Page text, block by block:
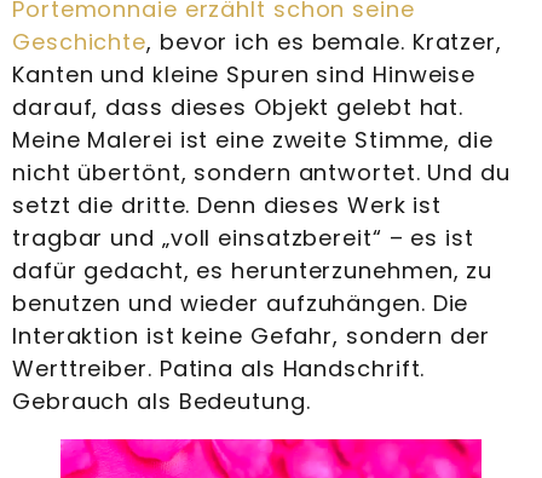
Portemonnaie erzählt schon seine
Geschichte, bevor ich es bemale. Kratzer,
Kanten und kleine Spuren sind Hinweise
darauf, dass dieses Objekt gelebt hat.
Meine Malerei ist eine zweite Stimme, die
nicht übertönt, sondern antwortet. Und du
setzt die dritte. Denn dieses Werk ist
tragbar und „voll einsatzbereit“ – es ist
dafür gedacht, es herunterzunehmen, zu
benutzen und wieder aufzuhängen. Die
Interaktion ist keine Gefahr, sondern der
Werttreiber. Patina als Handschrift.
Gebrauch als Bedeutung.